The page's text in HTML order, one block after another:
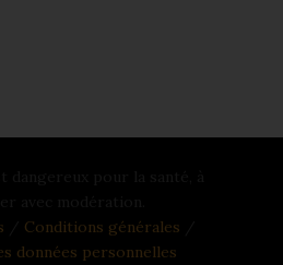
Conditions générales
données personnelles